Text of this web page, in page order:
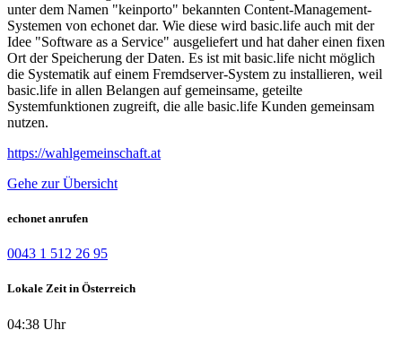
unter dem Namen "keinporto" bekannten Content-Management-
Systemen von echonet dar. Wie diese wird basic.life auch mit der
Idee "Software as a Service" ausgeliefert und hat daher einen fixen
Ort der Speicherung der Daten. Es ist mit basic.life nicht möglich
die Systematik auf einem Fremdserver-System zu installieren, weil
basic.life in allen Belangen auf gemeinsame, geteilte
Systemfunktionen zugreift, die alle basic.life Kunden gemeinsam
nutzen.
https://wahlgemeinschaft.at
Gehe zur Übersicht
echonet anrufen
0043 1 512 26 95
Lokale Zeit in Österreich
04:38 Uhr